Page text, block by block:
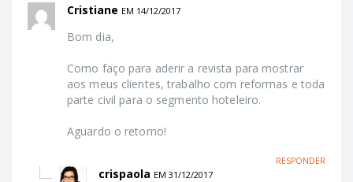
Cristiane EM 14/12/2017
Bom dia,
Como faço para aderir a revista para mostrar
aos meus clientes, trabalho com reformas e toda
parte civil para o segmento hoteleiro.
Aguardo o retorno!
RESPONDER
crispaola EM 31/12/2017